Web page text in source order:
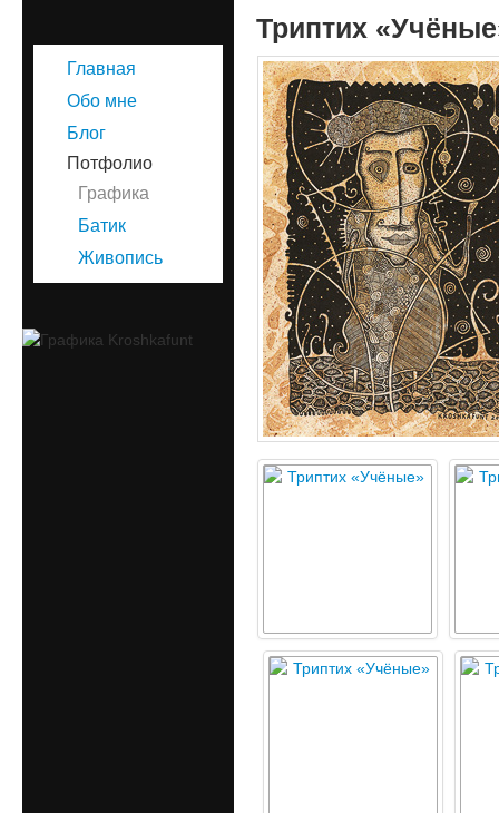
Главная
Обо мне
Блог
Потфолио
Графика
Батик
Живопись
Триптих